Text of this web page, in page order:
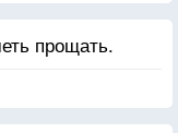
прощать.